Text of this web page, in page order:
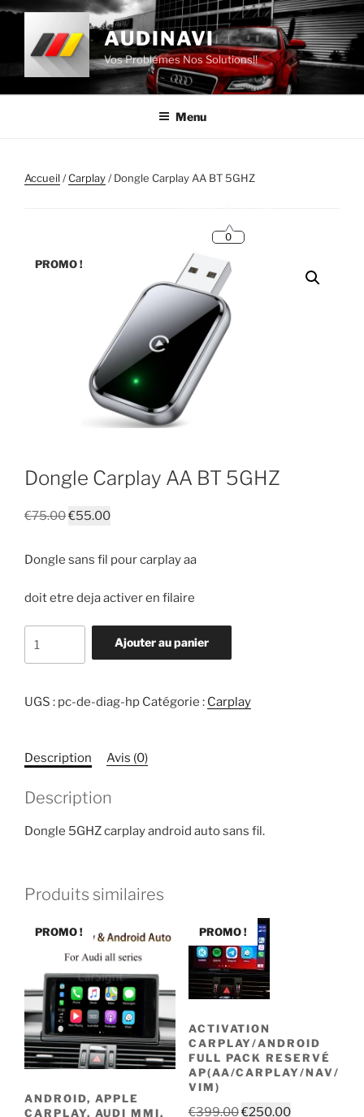
Aller
contenu
principal
AUDINAVI
Vos Problémes Nos Solutions!!
Menu
Accueil/Carplay/ Dongle Carplay AA BT 5GHZ
PROMO !
Dongle Carplay AA BT 5GHZ
€75.00Le
initial
€75.00.
€55.00Le
actuel
€55.00.
Dongle sans fil pour carplay aa
doit etre deja activer en filaire
de
Carplay
5GHZ
Ajouter au panier
UGS : pc-de-diag-hp Catégorie : Carplay
Description Avis (0)
Description
Dongle 5GHZ carplay android auto sans fil.
Produits similaires
PROMO !
ANDROID, APPLE
CARPLAY, AUDI MMI,
PROMO !
ACTIVATION
CARPLAY/ANDROID
FULL PACK RESERVÉ
AP(AA/CARPLAY/NAV/
VIM)
€399.00Le
€250.00Le